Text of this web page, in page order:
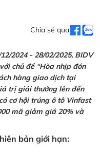
Chia sẻ qua
2024 - 28/02/2025, BIDV
chủ đề “Hòa nhịp đón
hàng giao dịch tại
trị giải thưởng lên đến
cơ hội trúng ô tô Vinfast
mã giảm giá 20% và
bản giới hạn: